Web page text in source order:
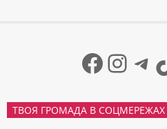
ТВОЯ ГРОМАДА В СОЦМЕРЕЖАХ